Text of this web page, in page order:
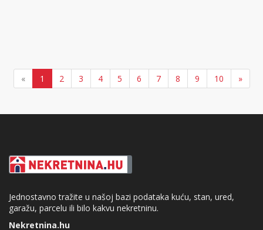
« 1 2 3 4 5 6 7 8 9 10 »
Jednostavno tražite u našoj bazi podataka kuću, stan, ured,
garažu, parcelu ili bilo kakvu nekretninu.
Nekretnina.hu